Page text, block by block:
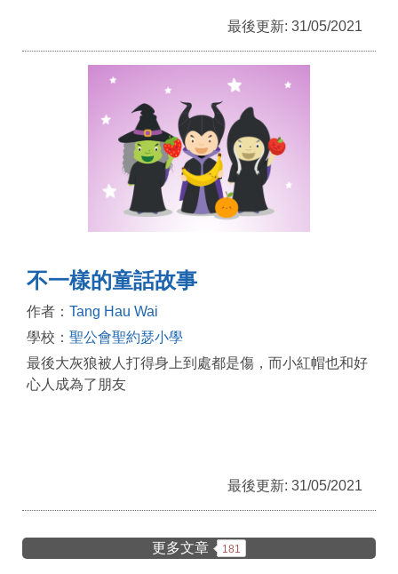
最後更新: 31/05/2021
不一樣的童話故事
作者： Tang Hau Wai
學校： 聖公會聖約瑟小學
最後大灰狼被人打得身上到處都是傷，而小紅帽也和好
心人成為了朋友
最後更新: 31/05/2021
更多文章 181